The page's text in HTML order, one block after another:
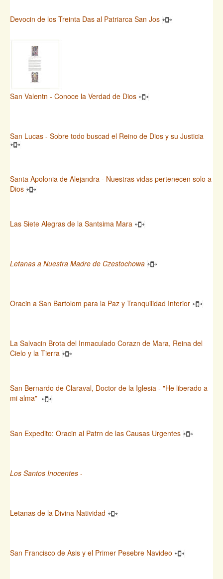
Devocin de los Treinta Das al Patriarca San Jos
San Valentn - Conoce la Verdad de Dios
San Lucas - Sobre todo buscad el Reino de Dios y su Justicia
Santa Apolonia de Alejandra - Nuestras vidas pertenecen solo a
Dios
Las Siete Alegras de la Santsima Mara
Letanas a Nuestra Madre de Czestochowa
Oracin a San Bartolom para la Paz y Tranquilidad Interior
La Salvacin Brota del Inmaculado Corazn de Mara, Reina del
Cielo y la Tierra
San Bernardo de Claraval, Doctor de la Iglesia - "He liberado a
mi alma"
San Expedito: Oracin al Patrn de las Causas Urgentes
Los Santos Inocentes -
Letanas de la Divina Natividad
San Francisco de Asis y el Primer Pesebre Navideo